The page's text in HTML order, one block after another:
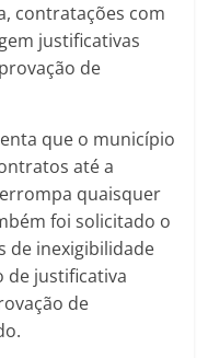
contratações com
justificativas
de
que o município
até a
quaisquer
foi solicitado o
de inexigibilidade
de justificativa
de